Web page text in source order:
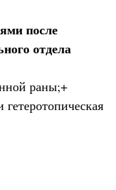
после
отдела
раны;+
гетеротопическая